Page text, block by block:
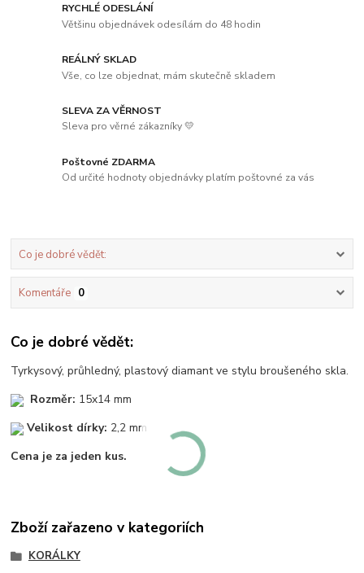
RYCHLÉ ODESLÁNÍ
Většinu objednávek odesílám do 48 hodin
REÁLNÝ SKLAD
Vše, co lze objednat, mám skutečně skladem
SLEVA ZA VĚRNOST
Sleva pro věrné zákazníky 💛
Poštovné ZDARMA
Od určité hodnoty objednávky platím poštovné za vás
Co je dobré vědět:
Komentáře 0
Co je dobré vědět:
Tyrkysový, průhledný, plastový diamant ve stylu broušeného skla.
Rozměr: 15x14 mm
Velikost dírky: 2,2 mm
Cena je za jeden kus.
Zboží zařazeno v kategoriích
KORÁLKY